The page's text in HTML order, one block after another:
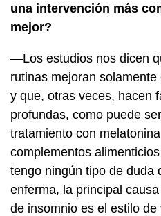
una intervención más
mejor?
—Los estudios nos dicen
rutinas mejoran
y que, otras veces, hacen
profundas, como puede ser
tratamiento con
complementos
tengo ningún tipo de duda
enferma, la principal
de insomnio es el estilo